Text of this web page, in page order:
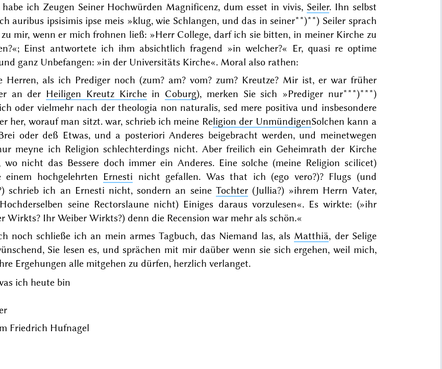
habe ich Zeugen Seiner Hochwürden Magnificenz, dum esset in vivis, Seiler. Ihn selbst
auribus ipsisimis ipse meis »klug, wie Schlangen, und das inseiner**)**) Seiler sprach
mir, wenn er mich frohnen ließ: »Herr College, darf ich sie bitten, in meinerKirche zu
Einst antwortete ich ihm absichtlich fragend »in welcher?« Er, quasi re optime
ganz Unbefangen: »in der Universitäts Kirche«.Moral also rathen:
Herren, als ich Prediger noch (zum? am? vom? zum? Kreutze? Mir ist, er war früher
an der Heiligen Kreutz Kirchein Coburg), merken Sie sich »Prediger nur***)***)
oder vielmehr nach dertheologia non naturalis, sed mere positivaund insbesondere
her, worauf man sitzt.war, schrieb ich meine Religion der UnmündigenSolchen kann a
oder deß Etwas, und a posteriori Anderes beigebracht werden, und meinetwegen
meyne ich Religion schlechterdings nicht. Aber freilich ein Geheimrath der Kirche
wo nicht das Bessere doch immer ein Anderes.Einesolche (meine Religion scilicet)
einem hochgelehrten Ernesti nicht gefallen. Was that ich (ego vero?)? Flugs (und
schrieb ich an Ernesti nicht, sondern an seine Tochter(Jullia?) »ihrem Herrn Vater,
seine Rectorslaune nicht) Einiges daraus vorzulesen«. Es wirkte: (»ihr
Wirkts? Ihr Weiber Wirkts?) denn die Recension war mehr als schön.«
noch schließe ich an mein armes Tagbuch, das Niemand las, als Matthiä, der Selige
Sie lesen es, und sprächen mit mir daüber wenn sie sich ergehen, weil mich,
Ergehungen alle mitgehen zu dürfen, herzlich verlanget.
ich heute bin
Friedrich Hufnagel